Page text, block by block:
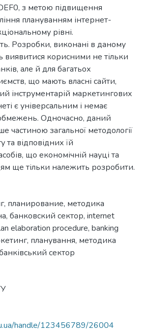
з метою підвищення
плануванням інтернет-
рівні.
Розробки, виконані в даному
виявитися корисними не тільки
але й для багатьох
що мають власні сайти,
інструментарій маркетингових
є універсальним і немає
Одночасно, даний
частиною загальної методології
та відповідних їй
що економічній науці та
ще тільки належить розробити.
, планирование, методика
, банковский сектор, internet
elaboration procedure, banking
, планування, методика
сектор
handle/123456789/26004